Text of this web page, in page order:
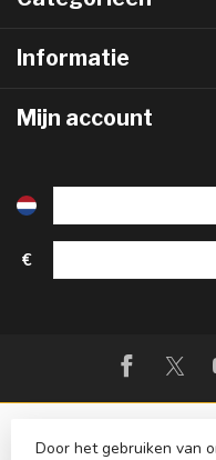
Informatie
Mijn account
€
Door het gebruiken van